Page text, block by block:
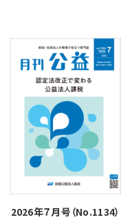
2026年７月号（No.1134）